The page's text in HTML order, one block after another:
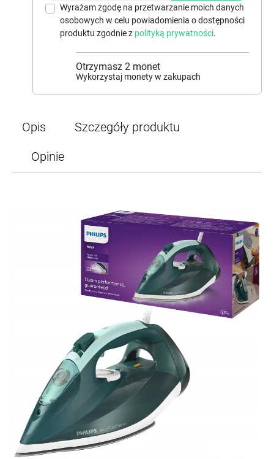
Wyrażam zgodę na przetwarzanie moich danych
osobowych w celu powiadomienia o dostępności
produktu zgodnie z polityką prywatności.
Otrzymasz 2 monet
Wykorzystaj monety w zakupach
Opis
Szczegóły produktu
Opinie